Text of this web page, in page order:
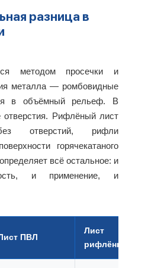
разница в
методом просечки и
металла — ромбовидные
в объёмный рельеф. В
отверстия. Рифлёный лист
отверстий, рифли
горячекатаного
всё остальное: и
и применение, и
ПВЛ
Лист
рифлёный